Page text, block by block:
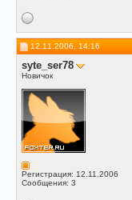
12.11.2006, 14:16
syte_ser78
Новичок
Регистрация: 12.11.2006
Сообщения: 3